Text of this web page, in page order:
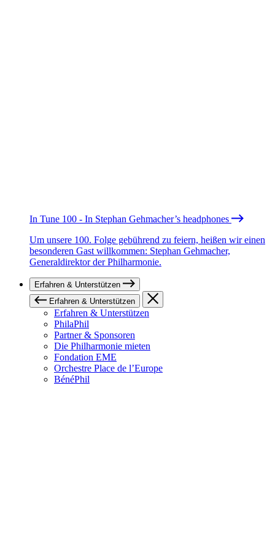
In Tune 100 - In Stephan Gehmacher’s headphones
Um unsere 100. Folge gebührend zu feiern, heißen wir einen
besonderen Gast willkommen: Stephan Gehmacher,
Generaldirektor der Philharmonie.
Erfahren & Unterstützen
Erfahren & Unterstützen
Erfahren & Unterstützen
PhilaPhil
Partner & Sponsoren
Die Philharmonie mieten
Fondation EME
Orchestre Place de l’Europe
BénéPhil